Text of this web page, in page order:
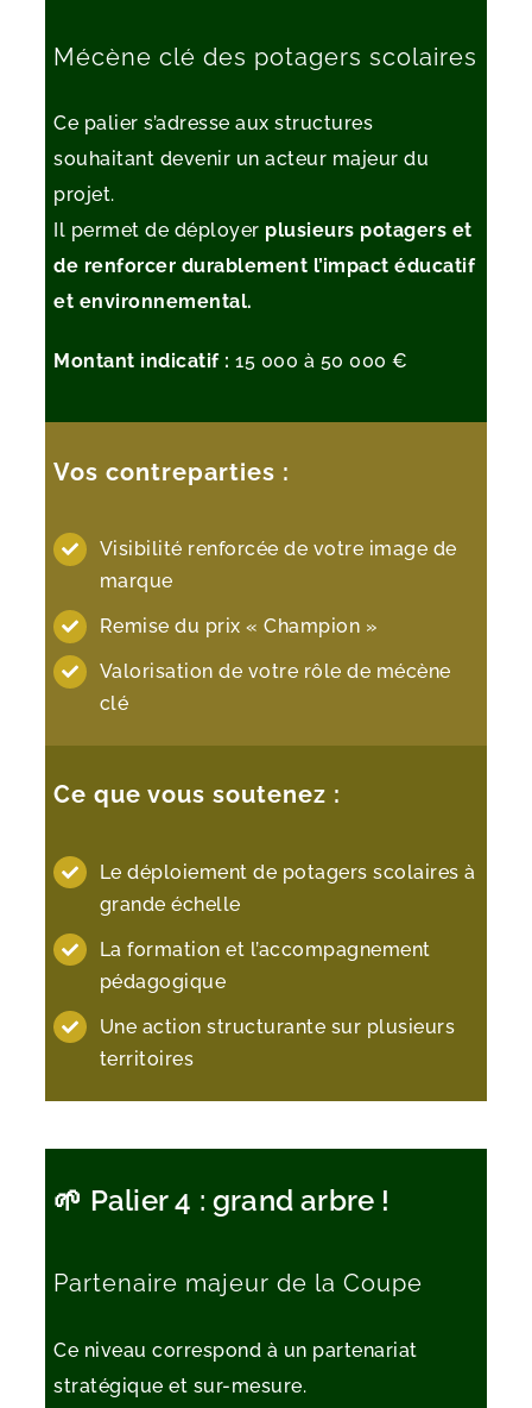
Mécène clé des potagers scolaires
Ce palier s’adresse aux structures
souhaitant devenir un acteur majeur du
projet.
Il permet de déployer plusieurs potagers et
de renforcer durablement l’impact éducatif
et environnemental.
Montant indicatif : 15 000 à 50 000 €
Vos contreparties :
Visibilité renforcée de votre image de
marque
Remise du prix « Champion »
Valorisation de votre rôle de mécène
clé
Ce que vous soutenez :
Le déploiement de potagers scolaires à
grande échelle
La formation et l’accompagnement
pédagogique
Une action structurante sur plusieurs
territoires
🌱 Palier 4 : grand arbre !
Partenaire majeur de la Coupe
Ce niveau correspond à un partenariat
stratégique et sur-mesure.